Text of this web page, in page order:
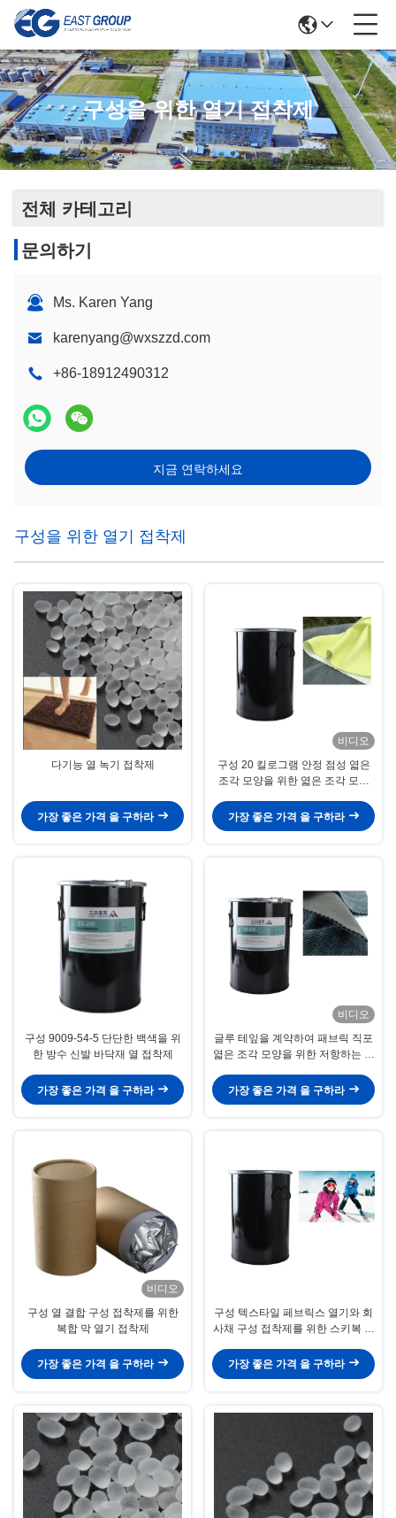
구성을 위한 열기 접착제
전체 카테고리
문의하기
Ms. Karen Yang
karenyang@wxszzd.com
+86-18912490312
지금 연락하세요
구성을 위한 열기 접착제
다기능 열 녹기 접착제
가장 좋은 가격 을 구하라
비디오
구성 20 킬로그램 안정 점성 엷은
조각 모양을 위한 엷은 조각 모양
가장 좋은 가격 을 구하라
구성 9009-54-5 단단한 백색을 위
한 방수 신발 바닥재 열 접착제
가장 좋은 가격 을 구하라
비디오
글루 테잎을 계약하여 패브릭 직포
엷은 조각 모양을 위한 저항하는 열
가장 좋은 가격 을 구하라
비디오
구성 열 결합 구성 접착제를 위한
복합 막 열기 접착제
가장 좋은 가격 을 구하라
구성 텍스타일 페브릭스 열기와 회
사채 구성 접착제를 위한 스키복 열
가장 좋은 가격 을 구하라